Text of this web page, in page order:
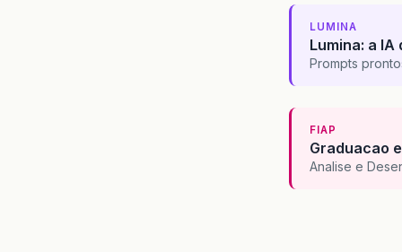
LUMINA
Lumina: a
Prompts
FIAP
Graduacao
Analise e